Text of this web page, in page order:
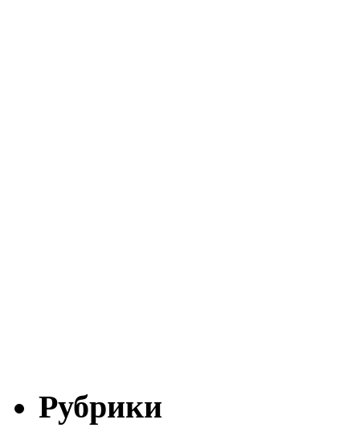
Рубрики